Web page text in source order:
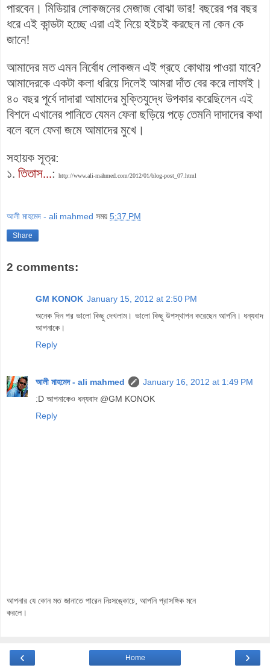
পারবেন। মিডিয়ার লোকজনের মেজাজ বোঝা ভার! বছরের পর বছর
ধরে এই কান্ডটা হচ্ছে এরা এই নিয়ে হইচই করছেন না কেন কে
জানে!
আমাদের মত এমন নির্বোধ লোকজন এই গ্রহে কোথায় পাওয়া যাবে?
আমাদেরকে একটা কলা ধরিয়ে দিলেই আমরা দাঁত বের করে লাফাই।
৪০ বছর পূর্বে দাদারা আমাদের মুক্তিযুদ্ধে উপকার করেছিলেন এই
বিশদে এখানের পানিতে যেমন ফেনা ছড়িয়ে পড়ে তেমনি দাদাদের কথা
বলে বলে ফেনা জমে আমাদের মুখে।
সহায়ক সূত্র:
১. তিতাস...: http://www.ali-mahmed.com/2012/01/blog-post_07.html
আলী মাহমেদ - ali mahmed সময় 5:37 PM
Share
2 comments:
GM KONOK January 15, 2012 at 2:50 PM
অনেক দিন পর ভালো কিছু দেখলাম। ভালো কিছু উপস্থাপন করেছেন আপনি। ধন্যবাদ
আপনাকে।
Reply
আলী মাহমেদ - ali mahmed
January 16, 2012 at 1:49 PM
:D আপনাকেও ধন্যবাদ @GM KONOK
Reply
আপনার যে কোন মত জানাতে পারেন নিঃসঙ্কোচে, আপনি প্রাসঙ্গিক মনে
করলে।
‹ ›
Home